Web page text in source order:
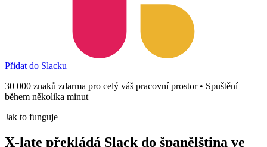
Přidat do Slacku
30 000 znaků zdarma pro celý váš pracovní prostor • Spuštění
během několika minut
Jak to funguje
X-late překládá Slack do španělština ve